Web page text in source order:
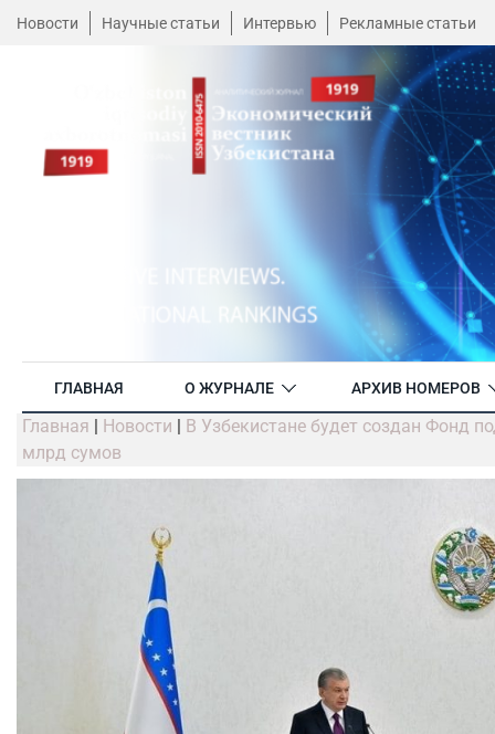
Новости Научные статьи Интервью Рекламные статьи
ГЛАВНАЯ О ЖУРНАЛЕ АРХИВ НОМЕРОВ
Главная | Новости | В Узбекистане будет создан Фонд
млрд сумов